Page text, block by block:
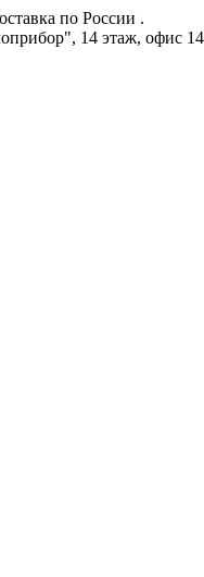
по России .
14 этаж, офис